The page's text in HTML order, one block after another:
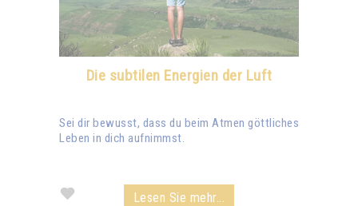
Die subtilen Energien der Luft
Sei dir bewusst, dass du beim Atmen göttliches
Leben in dich aufnimmst.
Lesen Sie mehr...